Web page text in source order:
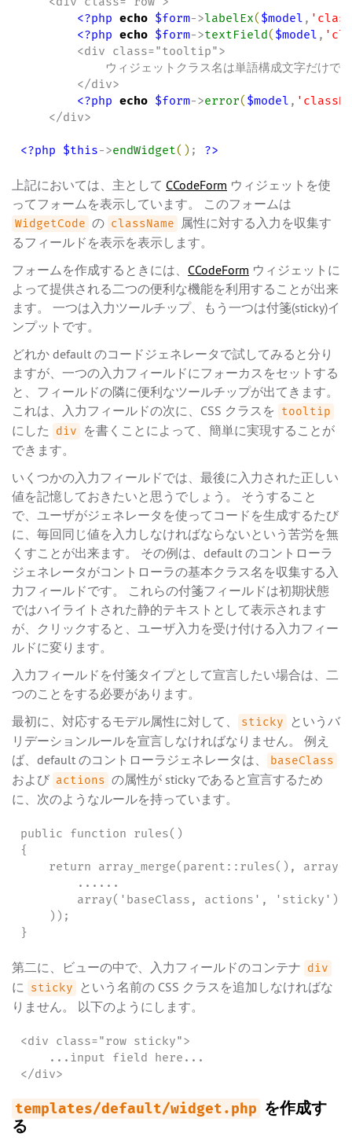
<?php echo $form->labelEx($model , '
<?php echo $form->textField($model , '
        <div class="tooltip">
ウィジェットクラス名は単語構成文字だけで
        </div>
<?php echo $form->error($model , '
    </div>
<?php $this->endWidget( ) ; ?>
上記においては、主として CCodeForm ウィジェットを使
ってフォームを表示しています。 このフォームは
WidgetCode の className
属性に対する入力を収集す
るフィールドを表示を表示します。
フォームを作成するときには、 CCodeForm ウィジェットに
よって提供される二つの便利な機能を利用することが出来
ます。 一つは入力ツールチップ、もう一つは付箋(sticky)イ
ンプットです。
どれか default のコードジェネレータで試してみると分り
ますが、一つの入力フィールドにフォーカスをセットする
と、フィールドの隣に便利なツールチップが出てきます。
これは、入力フィールドの次に、CSS クラスを
tooltip
にした div
を書くことによって、簡単に実現することが
できます。
いくつかの入力フィールドでは、最後に入力された正しい
値を記憶しておきたいと思うでしょう。 そうすること
で、ユーザがジェネレータを使ってコードを生成するたび
に、毎回同じ値を入力しなければならないという苦労を無
くすことが出来ます。 その例は、default のコントローラ
ジェネレータがコントローラの基本クラス名を収集する入
力フィールドです。 これらの付箋フィールドは初期状態
ではハイライトされた静的テキストとして表示されます
が、クリックすると、ユーザ入力を受け付ける入力フィー
ルドに変ります。
入力フィールドを付箋タイプとして宣言したい場合は、二
つのことをする必要があります。
最初に、対応するモデル属性に対して、
sticky
というバ
リデーションルールを宣言しなければなりません。 例え
ば、default のコントローラジェネレータは、
baseClass
および actions の属性が sticky であると宣言するため
に、次のようなルールを持っています。
public function rules()
{
    return array_merge(parent::rules(), array(
        ......
        array('baseClass, actions', 'sticky'),
    ));
}
第二に、ビューの中で、入力フィールドのコンテナ div
に sticky
という名前の CSS クラスを追加しなければな
りません。 以下のようにします。
<div class="row sticky">
    ...input field here...
</div>
templates/default/widget.php を作成す
る